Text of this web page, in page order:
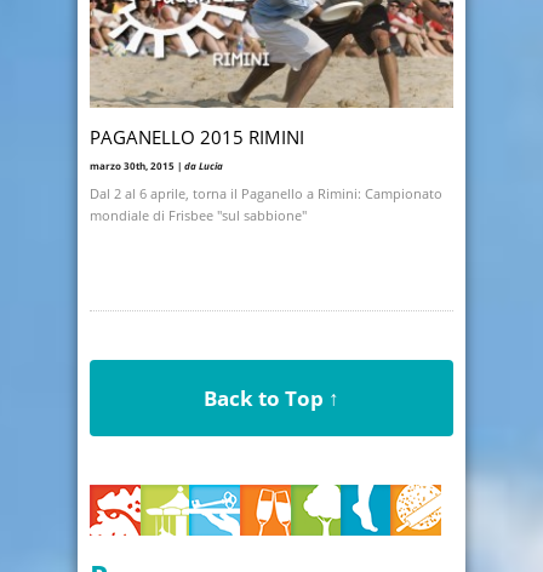
PAGANELLO 2015 RIMINI
marzo 30th, 2015 | da Lucia
Dal 2 al 6 aprile, torna il Paganello a Rimini: Campionato
mondiale di Frisbee "sul sabbione"
Back to Top ↑